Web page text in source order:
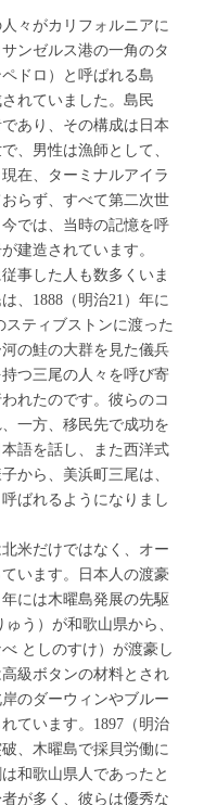
々がカリフォルニアに
ンゼルス港の一角のタ
ドロ）と呼ばれる島
れていました。島民
あり、その構成は日本
、男性は漁師として、
在、ターミナルアイラ
らず、すべて第二次世
では、当時の記憶を呼
建造されています。
事した人も数多くいま
、1888（明治21）年に
ティブストンに渡った
の鮭の大群を見た儀兵
つ三尾の人々を呼び寄
れたのです。彼らのコ
一方、移民先で成功を
語を話し、また西洋式
から、美浜町三尾は、
ばれるようになりまし
米だけではなく、オー
います。日本人の渡豪
には木曜島発展の先駆
う）が和歌山県から、
としのすけ）が渡豪し
級ボタンの材料とされ
のダーウィンやブルー
ています。1897（明治
、木曜島で採貝労働に
和歌山県人であったと
が多く、彼らは優秀な